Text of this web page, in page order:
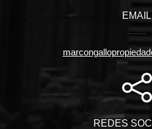
EMAIL
REDES